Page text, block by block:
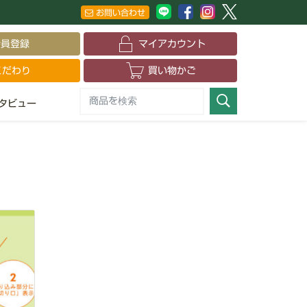
お問い合わせ
員登録 マイアカウント
だわり 買い物かご
ビュー